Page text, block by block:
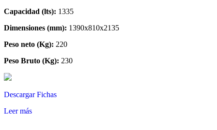
Capacidad (lts): 1335
Dimensiones (mm): 1390x810x2135
Peso neto (Kg): 220
Peso Bruto (Kg): 230
Descargar Fichas
Leer más